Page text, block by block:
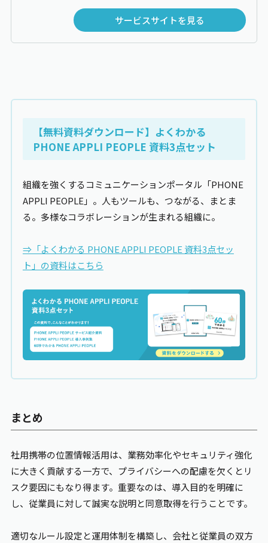
サービスサイトを見る
【無料資料ダウンロード】よくわかる
PHONE APPLI PEOPLE 資料3点セット
組織を強くするコミュニケーションポータル「PHONE
APPLI PEOPLE 」。人もツールも、つながる、まとま
る。多様なコラボレーションが生まれる組織に。
⇒「よくわかる PHONE APPLI PEOPLE 資料3点セッ
ト」の資料はこちら
まとめ
社用携帯の位置情報活用は、業務効率化やセキュリティ強化
に大きく貢献する一方で、プライバシーへの配慮を欠くとリ
スク要因にもなり得ます。重要なのは、導入目的を明確に
し、従業員に対して誠実な説明と同意取得を行うことです。
適切なルール設定と運用体制を構築し、会社と従業員の双方